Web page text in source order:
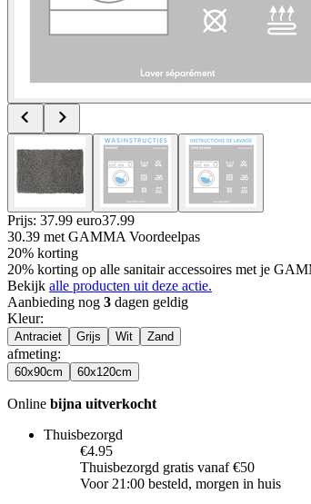
Prijs: 37.99 euro37.99
30.39 met GAMMA Voordeelpas
20% korting
20% korting op alle sanitair accessoires met je
Bekijk alle producten uit deze actie.
Aanbieding nog 3 dagen geldig
Kleur:
Antraciet Grijs Wit Zand
afmeting:
60x90cm 60x120cm
Online bijna uitverkocht
Thuisbezorgd
€4.95
Thuisbezorgd gratis vanaf €50
Voor 21:00 besteld, morgen in huis